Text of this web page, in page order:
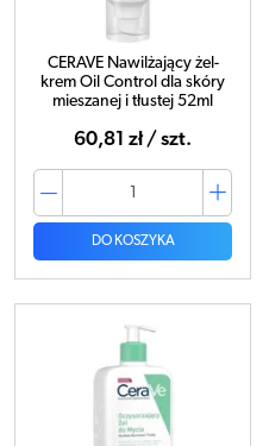
CERAVE Nawilżający żel-
krem Oil Control dla skóry
mieszanej i tłustej 52ml
60,81 zł / szt.
DO KOSZYKA